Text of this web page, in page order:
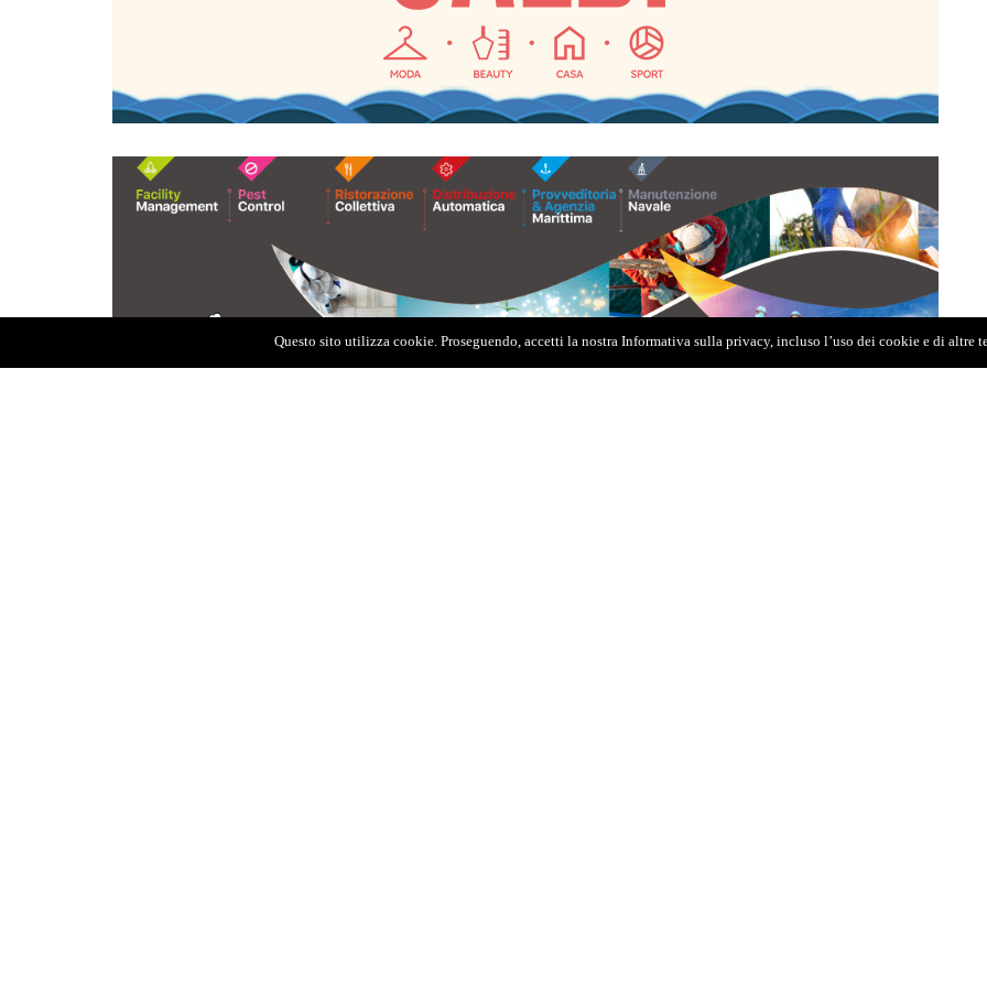
Questo sito utilizza cookie. Proseguendo, accetti la nostra Informativa sulla privacy, incluso l’uso dei cookie e di altre